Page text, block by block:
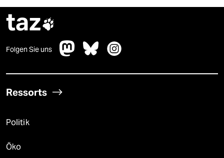
taz
Folgen Sie uns
Ressorts
Politik
Öko